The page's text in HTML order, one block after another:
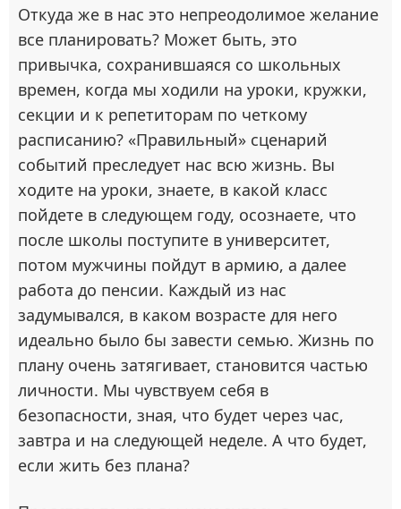
Откуда же в нас это непреодолимое желание
все планировать? Может быть, это
привычка, сохранившаяся со школьных
времен, когда мы ходили на уроки, кружки,
секции и к репетиторам по четкому
расписанию? «Правильный» сценарий
событий преследует нас всю жизнь. Вы
ходите на уроки, знаете, в какой класс
пойдете в следующем году, осознаете, что
после школы поступите в университет,
потом мужчины пойдут в армию, а далее
работа до пенсии. Каждый из нас
задумывался, в каком возрасте для него
идеально было бы завести семью. Жизнь по
плану очень затягивает, становится частью
личности. Мы чувствуем себя в
безопасности, зная, что будет через час,
завтра и на следующей неделе. А что будет,
если жить без плана?